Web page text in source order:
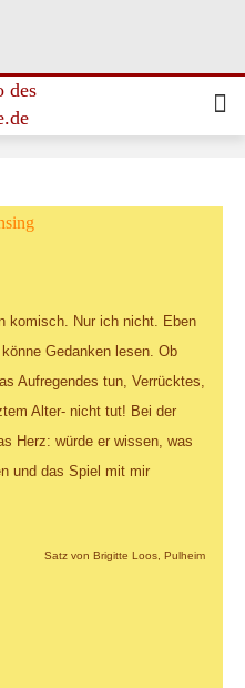
komisch. Nur ich nicht. Eben
Gedanken lesen. Ob
Aufregendes tun, Verrücktes,
Alter- nicht tut! Bei der
Herz: würde er wissen, was
und das Spiel mit mir
Satz von Brigitte Loos, Pulheim